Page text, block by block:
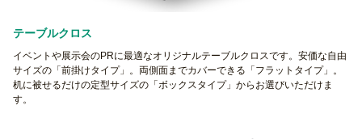
テーブルクロス
イベントや展示会のPRに最適なオリジナルテーブルクロスです。安価な自由
サイズの「前掛けタイプ」。両側面までカバーできる「フラットタイプ」。
机に被せるだけの定型サイズの「ボックスタイプ」からお選びいただけま
す。